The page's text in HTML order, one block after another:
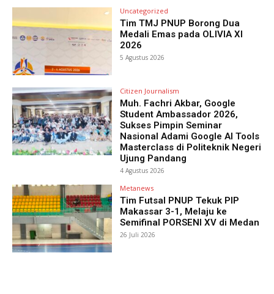
Uncategorized
Tim TMJ PNUP Borong Dua
Medali Emas pada OLIVIA XI
2026
5 Agustus 2026
Citizen Journalism
Muh. Fachri Akbar, Google
Student Ambassador 2026,
Sukses Pimpin Seminar
Nasional Adami Google AI Tools
Masterclass di Politeknik Negeri
Ujung Pandang
4 Agustus 2026
Metanews
Tim Futsal PNUP Tekuk PIP
Makassar 3-1, Melaju ke
Semifinal PORSENI XV di Medan
26 Juli 2026